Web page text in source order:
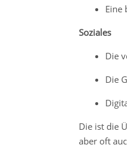
Eine
Soziales
Die
Die
Die ist die
aber oft